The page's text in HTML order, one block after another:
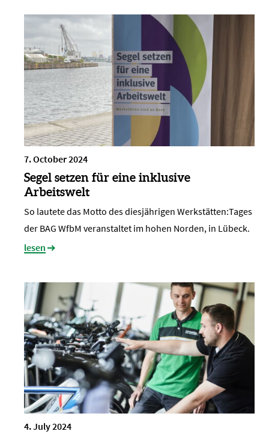
7. October 2024
Segel setzen für eine inklusive
Arbeitswelt
So lautete das Motto des diesjährigen Werkstätten:Tages
der BAG WfbM veranstaltet im hohen Norden, in Lübeck.
lesen
4. July 2024